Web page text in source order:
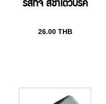
รสทีจ สีชาโตว์บริค
26.00 THB